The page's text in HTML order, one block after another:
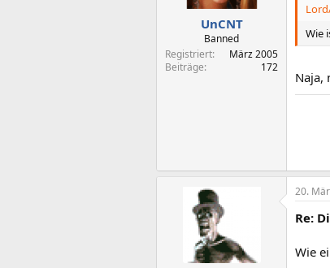
UnCNT
Banned
Registriert
März 2005
Beiträge
172
Wie
Naja,
20.
Re:
Wie